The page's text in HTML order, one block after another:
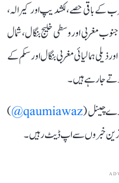
کے باقی حصے، لکشدیپ اور کیرالہ،
مغربی اور وسطی خلیج بنگال، شمال
ذیلی ہمالیائی مغربی بنگال اور سکم کے
جا رہے ہیں۔
چینل (qaumiawaz@
)
ترین خبروں سے اپ ڈیٹ رہیں۔